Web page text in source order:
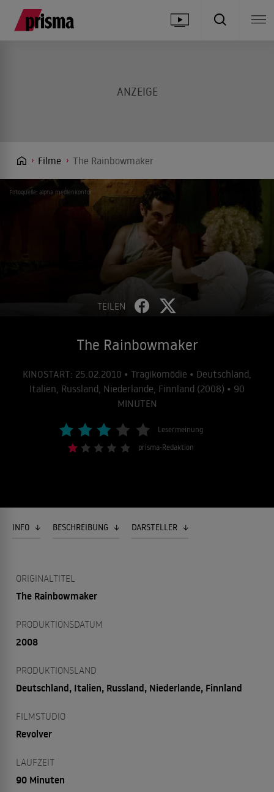
Filme The Rainbowmaker
Fotoquelle: alpha medienkontor
TEILEN
The Rainbowmaker
KINOSTART: 25.02.2010 • Tragikomödie • Deutschland,
Italien, Russland, Niederlande, Finnland (2008) • 90
MINUTEN
Lesermeinung
prisma-Redaktion
INFO BESCHREIBUNG DARSTELLER
ORIGINALTITEL
The Rainbowmaker
PRODUKTIONSDATUM
2008
PRODUKTIONSLAND
Deutschland, Italien, Russland, Niederlande, Finnland
FILMSTUDIO
Revolver
LAUFZEIT
90 Minuten